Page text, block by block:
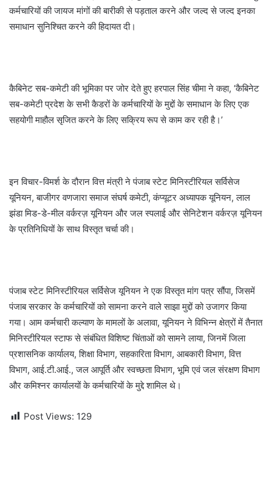
कर्मचारियों की जायज मांगों की बारीकी से पड़ताल करने और जल्द से जल्द इनका
समाधान सुनिश्चित करने की हिदायत दी।
कैबिनेट सब-कमेटी की भूमिका पर जोर देते हुए हरपाल सिंह चीमा ने कहा, ‘कैबिनेट
सब-कमेटी प्रदेश के सभी कैडरों के कर्मचारियों के मुद्दों के समाधान के लिए एक
सहयोगी माहौल सृजित करने के लिए सक्रिय रूप से काम कर रही है।’
इन विचार-विमर्श के दौरान वित्त मंत्री ने पंजाब स्टेट मिनिस्टीरियल सर्विसेज
यूनियन, बाजीगर वणजारा समाज संघर्ष कमेटी, कंप्यूटर अध्यापक यूनियन, लाल
झंडा मिड-डे-मील वर्करज़ यूनियन और जल स्पलाई और सेनिटेशन वर्करज़ यूनियन
के प्रतिनिधियों के साथ विस्तृत चर्चा की।
पंजाब स्टेट मिनिस्टीरियल सर्विसेज यूनियन ने एक विस्तृत मांग पत्र सौंपा, जिसमें
पंजाब सरकार के कर्मचारियों को सामना करने वाले साझा मुद्दों को उजागर किया
गया। आम कर्मचारी कल्याण के मामलों के अलावा, यूनियन ने विभिन्न क्षेत्रों में तैनात
मिनिस्टीरियल स्टाफ से संबंधित विशिष्ट चिंताओं को सामने लाया, जिनमें जिला
प्रशासनिक कार्यालय, शिक्षा विभाग, सहकारिता विभाग, आबकारी विभाग, वित्त
विभाग, आई.टी.आई., जल आपूर्ति और स्वच्छता विभाग, भूमि एवं जल संरक्षण विभाग
और कमिश्नर कार्यालयों के कर्मचारियों के मुद्दे शामिल थे।
Post Views: 129